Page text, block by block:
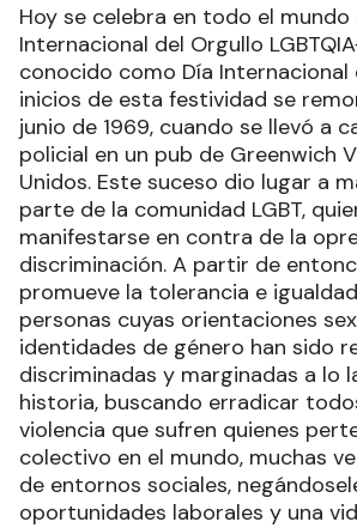
Hoy se celebra en todo el mundo
Internacional del Orgullo
conocido como Día Internacional
inicios de esta festividad se
junio de 1969, cuando se llevó a
policial en un pub de Greenwich
Unidos. Este suceso dio lugar a
parte de la comunidad LGBT,
manifestarse en contra de la
discriminación. A partir de
promueve la tolerancia e
personas cuyas orientaciones
identidades de género han sido
discriminadas y marginadas a lo
historia, buscando erradicar
violencia que sufren quienes
colectivo en el mundo, muchas
de entornos sociales,
oportunidades laborales y una